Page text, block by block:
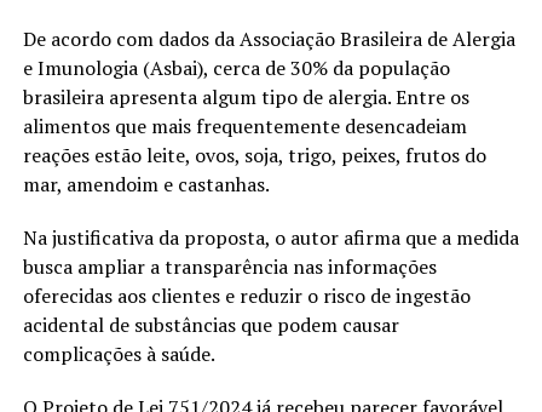
De acordo com dados da Associação Brasileira de Alergia
e Imunologia (Asbai), cerca de 30% da população
brasileira apresenta algum tipo de alergia. Entre os
alimentos que mais frequentemente desencadeiam
reações estão leite, ovos, soja, trigo, peixes, frutos do
mar, amendoim e castanhas.
Na justificativa da proposta, o autor afirma que a medida
busca ampliar a transparência nas informações
oferecidas aos clientes e reduzir o risco de ingestão
acidental de substâncias que podem causar
complicações à saúde.